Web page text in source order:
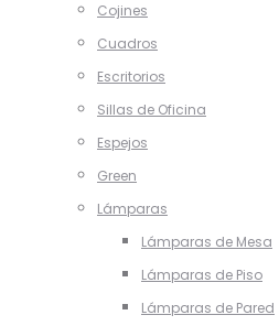
Cojines
Cuadros
Escritorios
Sillas de Oficina
Espejos
Green
Lámparas
Lámparas de Mesa
Lámparas de Piso
Lámparas de Pared